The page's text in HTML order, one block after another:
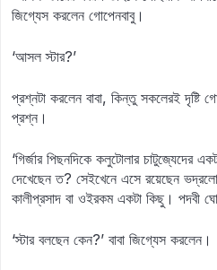
জিগ্যেস করলেন গোপেনবাবু।
‘আসল স্টার?’
প্রশ্নটা করলেন বাবা, কিন্তু সকলেরই দৃষ্টি
প্রশ্ন।
‘গির্জার পিছনদিকে কলুটোলার চাটুজ্যেদের
দেখেছেন ত? সেইখেনে এসে রয়েছেন
কালীপ্রসাদ বা ওইরকম একটা কিছু। পদবী
‘স্টার বলছেন কেন?’ বাবা জিগ্যেস করলেন।